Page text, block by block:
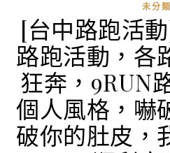
未分類
[台中路跑活
路跑活動，各
狂奔，9RUN
個人風格，嚇
破你的肚皮，